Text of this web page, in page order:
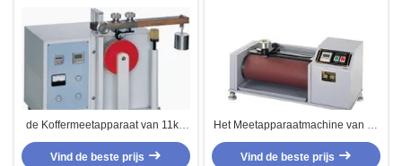
de Koffermeetapparaat van 11kg
12kg, 36“ van de de
Weerstandstest van de
Vind de beste prijs
Het Meetapparaatmachine van de
leerdin Schuring, de Testmachine
van de Schuringsweerstand
Vind de beste prijs